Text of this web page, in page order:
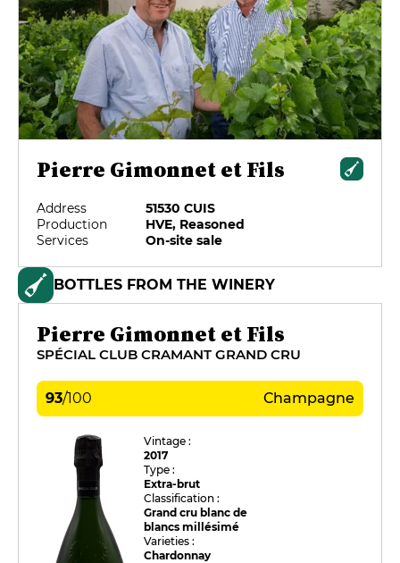
Pierre Gimonnet et Fils
Address
51530 CUIS
Production
HVE, Reasoned
Services
On-site sale
BOTTLES FROM THE WINERY
Pierre Gimonnet et Fils
SPÉCIAL CLUB CRAMANT GRAND CRU
93/100 Champagne
Vintage :
2017
Type :
Extra-brut
Classification :
Grand cru blanc de
blancs millésimé
Varieties :
Chardonnay